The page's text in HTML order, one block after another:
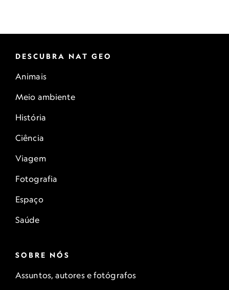
DESCUBRA NAT GEO
Animais
Meio ambiente
História
Ciência
Viagem
Fotografia
Espaço
Saúde
SOBRE NÓS
Assuntos, autores e fotógrafos